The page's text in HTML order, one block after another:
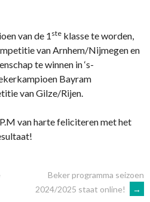
van de 1 ste klasse te worden,
van Arnhem/Nijmegen en
te winnen in ‘s-
Bayram
van Gilze/Rijen.
van harte feliciteren met het
Beker programma seizoen
2024/2025 staat online!
→